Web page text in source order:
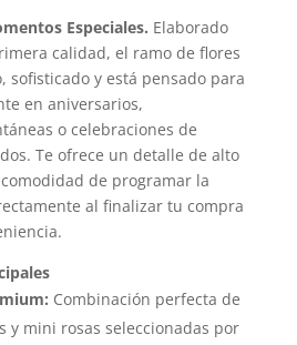
Especiales. Elaborado
calidad, el ramo de flores
sofisticado y está pensado para
en aniversarios,
o celebraciones de
Te ofrece un detalle de alto
de programar la
al finalizar tu compra
Combinación perfecta de
y mini rosas seleccionadas por